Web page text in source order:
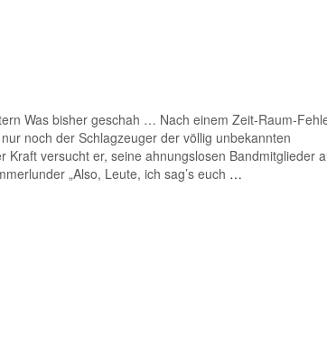
Was bisher geschah … Nach einem Zeit-Raum-
noch der Schlagzeuger der völlig unbekannten
Kraft versucht er, seine ahnungslosen Bandmitglieder
„Also, Leute, ich sag’s euch …